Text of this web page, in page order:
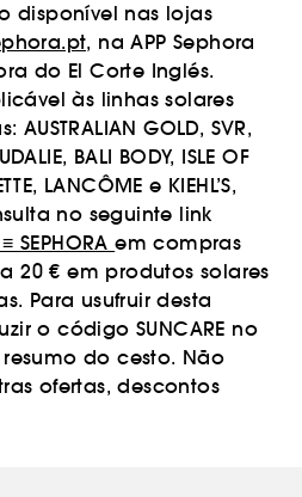
disponível nas lojas
na APP Sephora
do El Corte Inglés.
às linhas solares
GOLD, SVR,
BALI BODY, ISLE OF
LANCÔME e KIEHL’S,
no seguinte link
SEPHORAem compras
20 € em produtos solares
Para usufruir desta
o código SUNCARE no
do cesto. Não
ofertas, descontos